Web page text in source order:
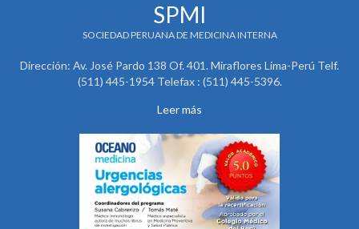
SPMI
SOCIEDAD PERUANA DE MEDICINA INTERNA
Dirección: Av. José Pardo 138 Of. 401. Miraflores Lima-Perú Telf.
(511) 445-1954 Telefax : (511) 445-5396.
Leer más